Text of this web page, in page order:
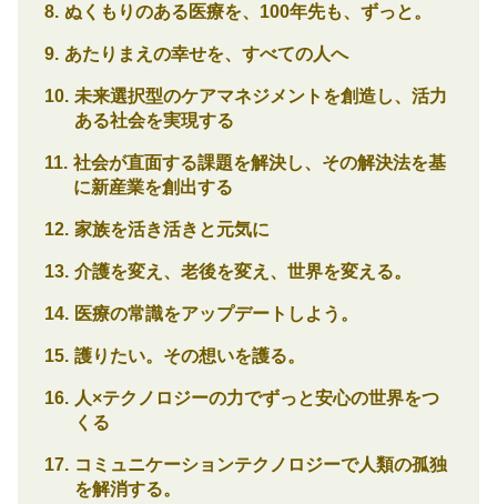
ぬくもりのある医療を、100年先も、ずっと。
あたりまえの幸せを、すべての人へ
未来選択型のケアマネジメントを創造し、活力
ある社会を実現する
社会が直面する課題を解決し、その解決法を基
に新産業を創出する
家族を活き活きと元気に
介護を変え、老後を変え、世界を変える。
医療の常識をアップデートしよう。
護りたい。その想いを護る。
人×テクノロジーの力でずっと安心の世界をつ
くる
コミュニケーションテクノロジーで人類の孤独
を解消する。